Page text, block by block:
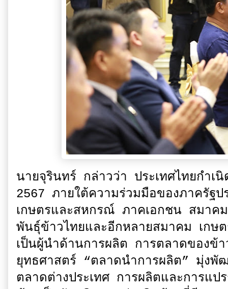
นายจุรินทร์ กล่าวว่า ประเทศไทยกำ
2567 ภายใต้ความร่วมมือของภาครัฐ
เกษตรและสหกรณ์ ภาคเอกชน สมาค
พันธุ์ข้าวไทยและอีกหลายสมาคม เกษต
เป็นผู้นำด้านการผลิต การตลาดของ
ยุทธศาสตร์ “ตลาดนำการผลิต” มุ่ง
ตลาดต่างประเทศ การผลิตและการแป